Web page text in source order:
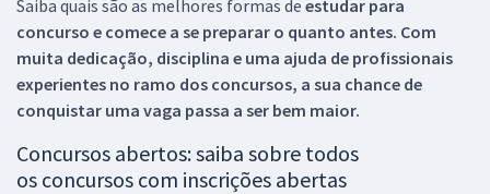
Saiba quais são as melhores formas de estudar para
concurso e comece a se preparar o quanto antes. Com
muita dedicação, disciplina e uma ajuda de profissionais
experientes no ramo dos concursos, a sua chance de
conquistar uma vaga passa a ser bem maior.
Concursos abertos: saiba sobre todos
os concursos com inscrições abertas